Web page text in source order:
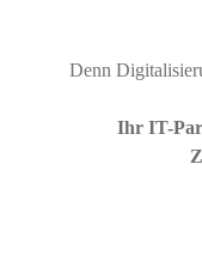
Denn
Ihr IT-